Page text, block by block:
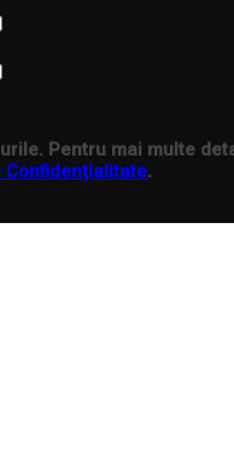
Pentru mai multe
Confidențialitate.